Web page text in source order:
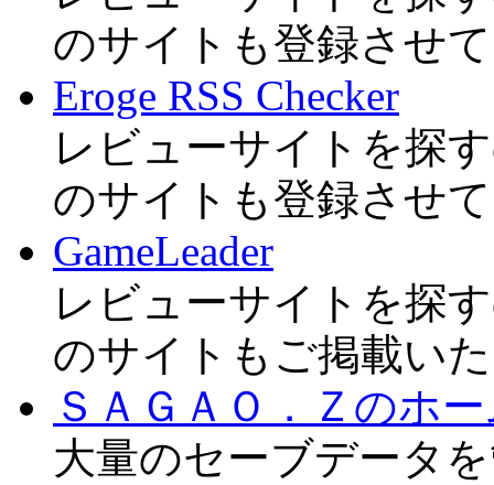
のサイトも登録させ
Eroge RSS Checker
レビューサイトを探
のサイトも登録させ
GameLeader
レビューサイトを探
のサイトもご掲載い
ＳＡＧＡＯ．Ｚのホ
大量のセーブデータ